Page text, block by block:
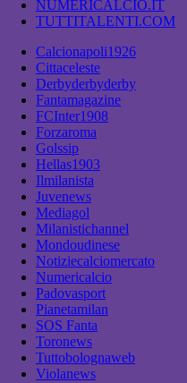
NUMERICALCIO.IT
TUTTITALENTI.COM
Calcionapoli1926
Cittaceleste
Derbyderbyderby
Fantamagazine
FCInter1908
Forzaroma
Golssip
Hellas1903
Ilmilanista
Juvenews
Mediagol
Milanistichannel
Mondoudinese
Notiziecalciomercato
Numericalcio
Padovasport
Pianetamilan
SOS Fanta
Toronews
Tuttobolognaweb
Violanews